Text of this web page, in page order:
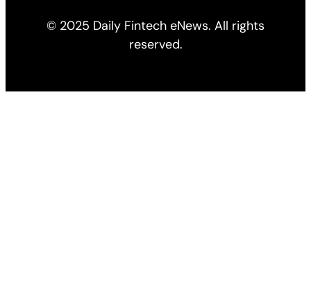
© 2025 Daily Fintech eNews. All rights
reserved.